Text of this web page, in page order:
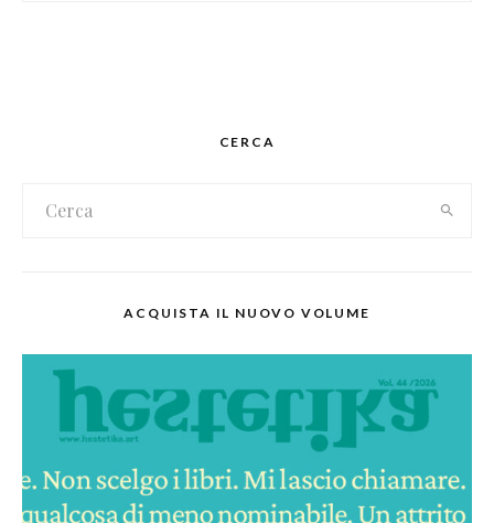
CERCA
ACQUISTA IL NUOVO VOLUME